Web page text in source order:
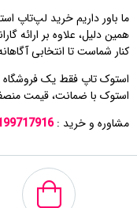
ما باور داریم خرید لپ‌تاپ
همین دلیل، علاوه بر ارائه
کنار شماست تا انتخابی
استوک تاپ فقط یک فروشگاه
استوک با ضمانت، قیمت
مشاوره و خرید :